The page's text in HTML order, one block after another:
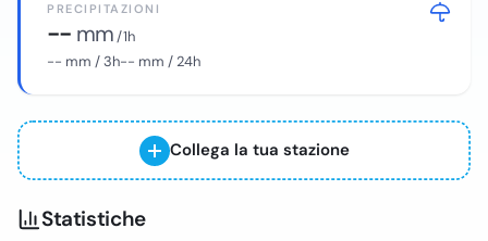
PRECIPITAZIONI
-- mm/ 1h
-- mm / 3h-- mm / 24h
Collega la tua stazione
Statistiche